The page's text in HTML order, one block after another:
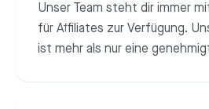
Unser Team steht dir immer
für Affiliates zur Verfügung.
ist mehr als nur eine